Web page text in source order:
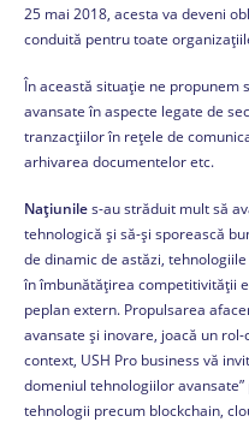
25 mai 2018, acesta va deveni
conduită pentru toate
În această situație ne propunem
avansate în aspecte legate de
tranzacțiilor în rețele de
arhivarea documentelor etc.
Națiuniles-au străduit mult să
tehnologică și să-și sporească
de dinamic de astăzi,
în îmbunătățirea competitivității
peplan extern. Propulsarea
avansate și inovare, joacă un
context, USH Pro business vă
domeniul tehnologiilor
tehnologii precum blockchain,